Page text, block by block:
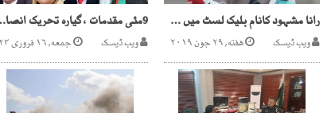
رانا مشہود کانام بلیک لسٹ میں شامل، امریکا جانے سے روک دیا
ویب ڈیسک هفته, ۲۹ جون ۲۰۱۹
9مئی مقدمات ،
ویب ڈیسک جمعه, ۱۶ فروری ۲۰۲۴